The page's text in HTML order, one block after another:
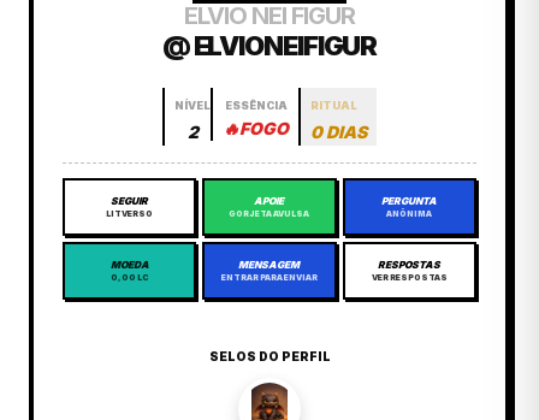
ELVIO NEI FIGUR
@ ELVIONEIFIGUR
NÍVEL
2
ESSÊNCIA
🔥FOGO
RITUAL
0 DIAS
SEGUIR
LITVERSO
APOIE
GORJETA AVULSA
PERGUNTA
ANÔNIMA
MOEDA
0,00 LC
MENSAGEM
ENTRAR PARA ENVIAR
RESPOSTAS
VER RESPOSTAS
SELOS DO PERFIL